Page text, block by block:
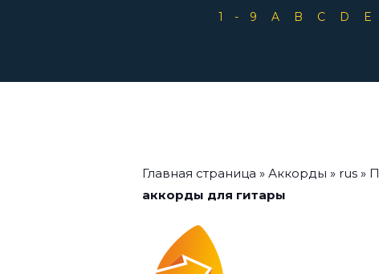
1-9
A B C D E
Главная страница » Аккорды » rus » П
аккорды для гитары